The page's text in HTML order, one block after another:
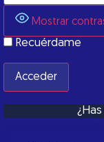
Mostrar
Recuérdame